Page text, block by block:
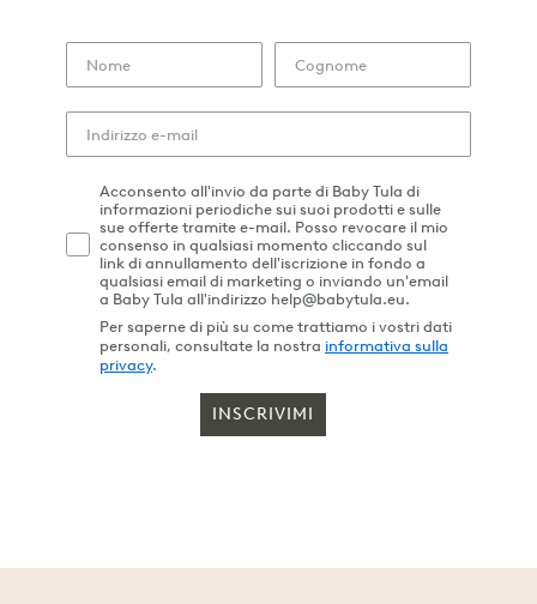
Acconsento all'invio da parte di Baby Tula di
informazioni periodiche sui suoi prodotti e sulle
sue offerte tramite e-mail. Posso revocare il mio
consenso in qualsiasi momento cliccando sul
link di annullamento dell'iscrizione in fondo a
qualsiasi email di marketing o inviando un'email
a Baby Tula all'indirizzo help@babytula.eu.
Per saperne di più su come trattiamo i vostri dati
personali, consultate la nostra informativa sulla
privacy.
INSCRIVIMI